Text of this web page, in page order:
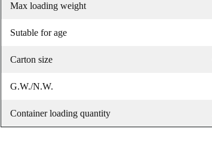
Max loading weight
Sutable for age
Carton size
G.W./N.W.
Container loading quantity